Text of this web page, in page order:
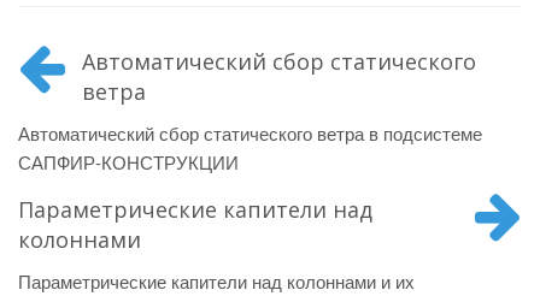
Автоматический сбор статического
ветра
Автоматический сбор статического ветра в подсистеме
САПФИР-КОНСТРУКЦИИ
Параметрические капители над
колоннами
Параметрические капители над колоннами и их